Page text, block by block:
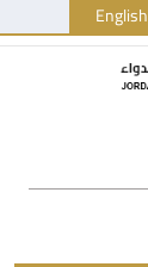
English